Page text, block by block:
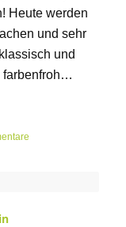
Heute werden
und sehr
und
farbenfroh…